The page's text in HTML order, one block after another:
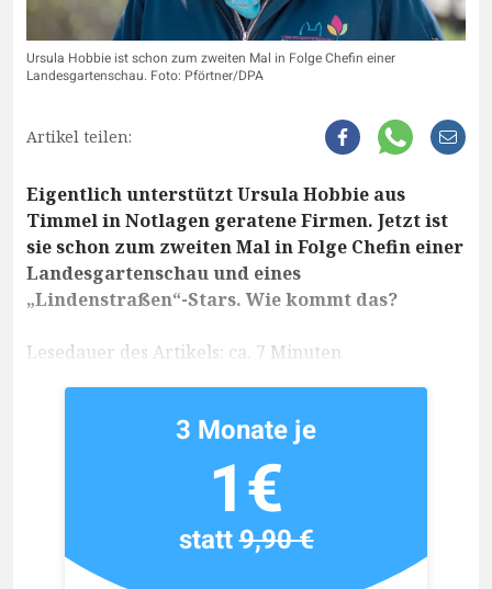
Ursula Hobbie ist schon zum zweiten Mal in Folge Chefin einer
Landesgartenschau. Foto: Pförtner/DPA
Artikel teilen:
Eigentlich unterstützt Ursula Hobbie aus
Timmel in Notlagen geratene Firmen. Jetzt ist
sie schon zum zweiten Mal in Folge Chefin einer
Landesgartenschau und eines
„Lindenstraßen“-Stars. Wie kommt das?
Lesedauer des Artikels: ca. 7 Minuten
3 Monate je
1€
statt9,90 €